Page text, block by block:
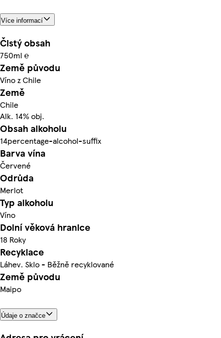
Více informací
Čistý obsah
750ml ℮
Země původu
Víno z Chile
Země
Chile
Alk. 14% obj.
Obsah alkoholu
14percentage-alcohol-suffix
Barva vína
Červené
Odrůda
Merlot
Typ alkoholu
Víno
Dolní věková hranice
18 Roky
Recyklace
Láhev. Sklo - Běžně recyklované
Země původu
Maipo
Údaje o značce